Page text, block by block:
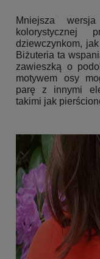
Mniejsza
kolorystycznej
dziewczynkom,
Biżuteria ta
zawieszką o
motywem osy
parę z innymi
takimi jak